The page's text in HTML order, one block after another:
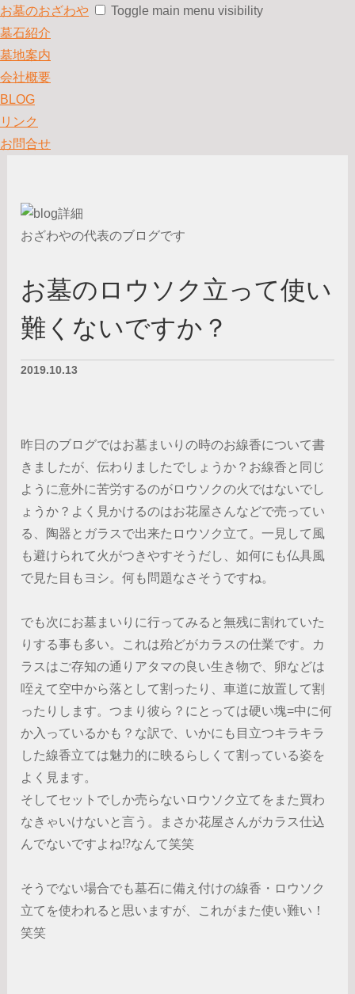
お墓のおざわや
Toggle main menu visibility
墓石紹介
墓地案内
会社概要
BLOG
リンク
お問合せ
おざわやの代表のブログです
お墓のロウソク立って使い
難くないですか？
2019.10.13
昨日のブログではお墓まいりの時のお線香について書
きましたが、伝わりましたでしょうか？お線香と同じ
ように意外に苦労するのがロウソクの火ではないでし
ょうか？よく見かけるのはお花屋さんなどで売ってい
る、陶器とガラスで出来たロウソク立て。一見して風
も避けられて火がつきやすそうだし、如何にも仏具風
で見た目もヨシ。何も問題なさそうですね。
でも次にお墓まいりに行ってみると無残に割れていた
りする事も多い。これは殆どがカラスの仕業です。カ
ラスはご存知の通りアタマの良い生き物で、卵などは
咥えて空中から落として割ったり、車道に放置して割
ったりします。つまり彼ら？にとっては硬い塊=中に何
か入っているかも？な訳で、いかにも目立つキラキラ
した線香立ては魅力的に映るらしくて割っている姿を
よく見ます。
そしてセットでしか売らないロウソク立てをまた買わ
なきゃいけないと言う。まさか花屋さんがカラス仕込
んでないですよね⁉︎なんて笑笑
そうでない場合でも墓石に備え付けの線香・ロウソク
立てを使われると思いますが、これがまた使い難い！
笑笑